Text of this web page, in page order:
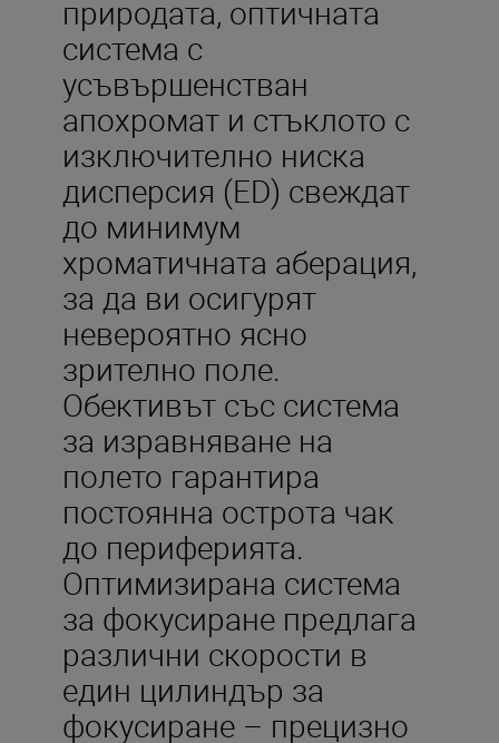
природата, оптичната
система с
усъвършенстван
апохромат и стъклото с
изключително ниска
дисперсия (ED) свеждат
до минимум
хроматичната аберация,
за да ви осигурят
невероятно ясно
зрително поле.
Обективът със система
за изравняване на
полето гарантира
постоянна острота чак
до периферията.
Оптимизирана система
за фокусиране предлага
различни скорости в
един цилиндър за
фокусиране – прецизно